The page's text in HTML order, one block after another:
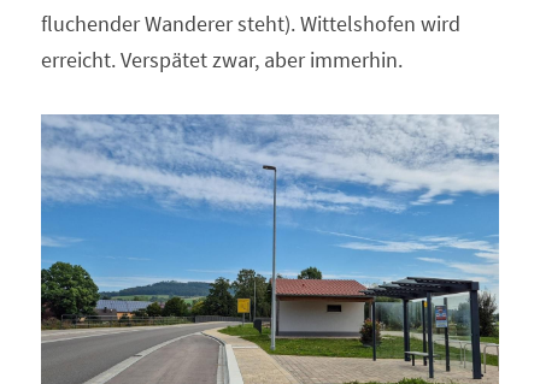
fluchender Wanderer steht). Wittelshofen wird
erreicht. Verspätet zwar, aber immerhin.